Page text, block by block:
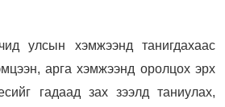
улсын хэмжээнд танигдахаас
арга хэмжээнд оролцох эрх
гадаад зах зээлд таниулах,